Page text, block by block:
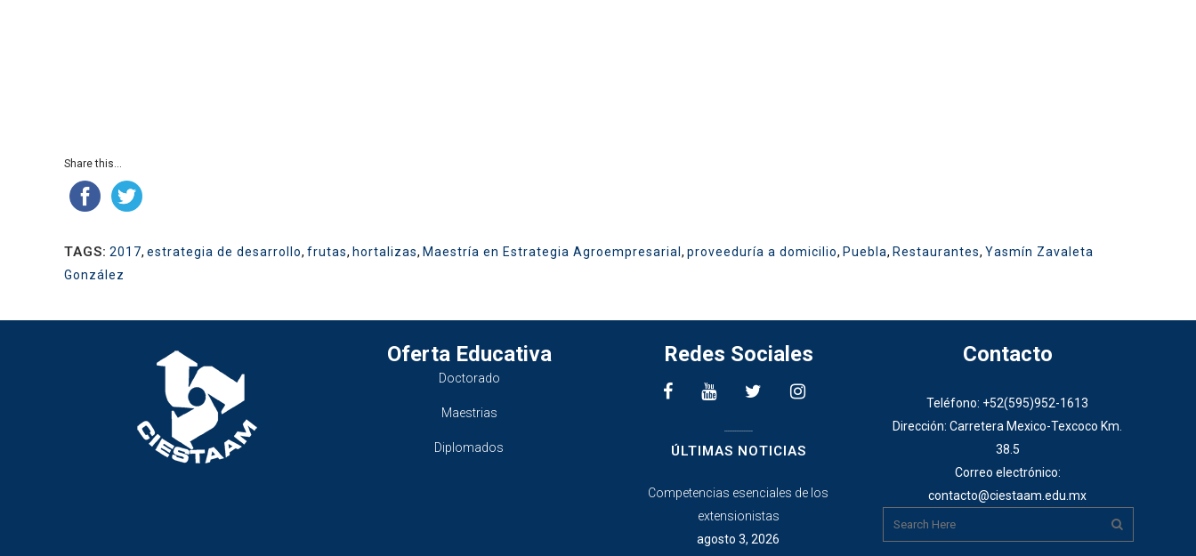
Share this...
TAGS: 2017, estrategia de desarrollo, frutas, hortalizas, Maestría en Estrategia Agroempresarial , proveeduría a domicilio, Puebla, Restaurantes, Yasmín Zavaleta
González
Oferta Educativa
Doctorado
Maestrias
Diplomados
Redes Sociales
ÚLTIMAS NOTICIAS
Competencias esenciales de los
extensionistas
agosto 3, 2026
Contacto
Teléfono: +52(595)952-1613
Dirección: Carretera Mexico-Texcoco Km.
38.5
Correo electrónico:
contacto@ciestaam.edu.mx